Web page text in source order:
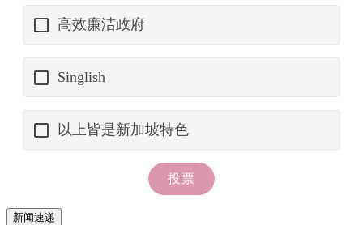
新闻速递